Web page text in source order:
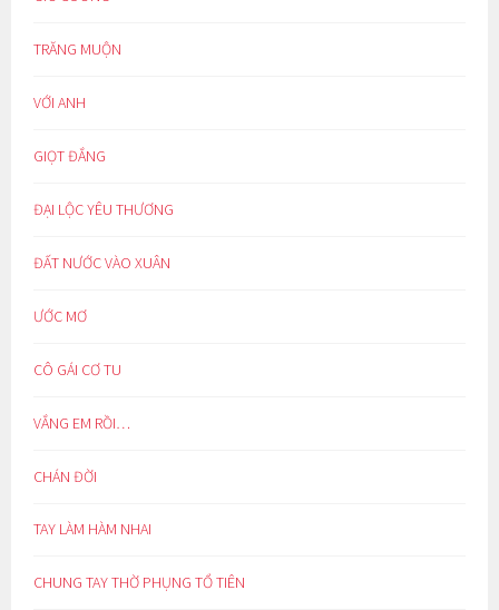
TRĂNG MUỘN
VỚI ANH
GIỌT ĐẮNG
ĐẠI LỘC YÊU THƯƠNG
ĐẤT NƯỚC VÀO XUÂN
ƯỚC MƠ
CÔ GÁI CƠ TU
VẮNG EM RỒI…
CHÁN ĐỜI
TAY LÀM HÀM NHAI
CHUNG TAY THỜ PHỤNG TỔ TIÊN